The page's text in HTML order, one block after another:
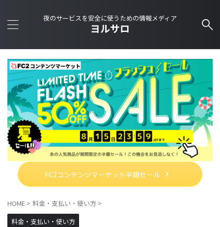
夜のサービスを安全に使うための情報メディア
ヨルサロ
FC2コンテンツマーケット半額セール
HOME > 料金・支払い・使い方 >
料金・支払い・使い方